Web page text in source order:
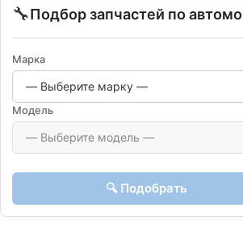
🔧Подбор запчастей по
Марка
Модель
🔍 Подобрать